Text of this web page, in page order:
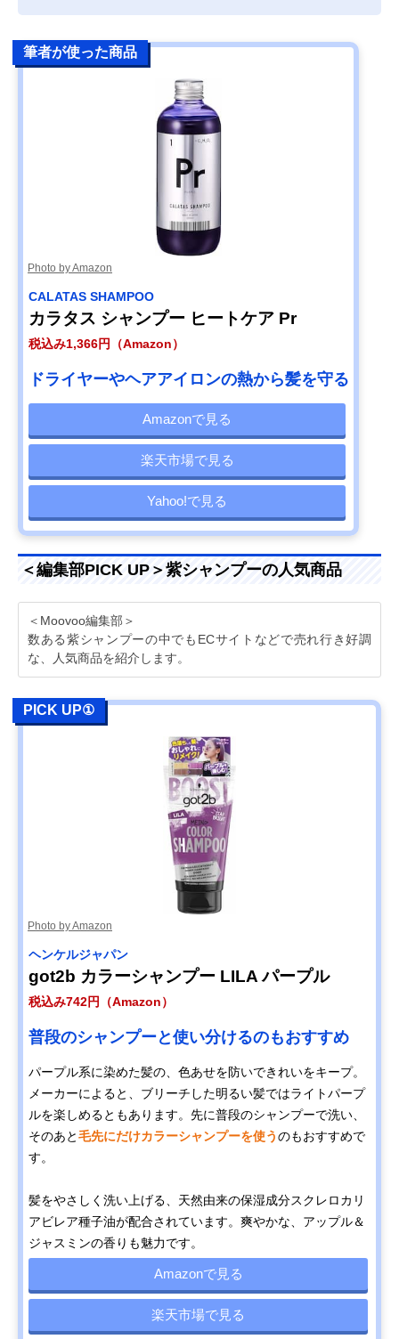
筆者が使った商品
Photo by Amazon
CALATAS SHAMPOO
カラタス シャンプー ヒートケア Pr
税込み1,366円（Amazon）
ドライヤーやヘアアイロンの熱から髪を守る
Amazonで見る
楽天市場で見る
Yahoo!で見る
＜編集部PICK UP＞紫シャンプーの人気商品
＜Moovoo編集部＞
数ある紫シャンプーの中でもECサイトなどで売れ行き好調
な、人気商品を紹介します。
PICK UP①
Photo by Amazon
ヘンケルジャパン
got2b カラーシャンプー LILA パープル
税込み742円（Amazon）
普段のシャンプーと使い分けるのもおすすめ
パープル系に染めた髪の、色あせを防いできれいをキープ。
メーカーによると、ブリーチした明るい髪ではライトパープ
ルを楽しめるともあります。先に普段のシャンプーで洗い、
そのあと毛先にだけカラーシャンプーを使うのもおすすめで
す。
髪をやさしく洗い上げる、天然由来の保湿成分スクレロカリ
アビレア種子油が配合されています。爽やかな、アップル＆
ジャスミンの香りも魅力です。
Amazonで見る
楽天市場で見る